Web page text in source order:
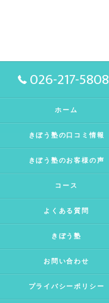
026-217-5808
ホーム
きぼう塾の口コミ情報
きぼう塾のお客様の声
コース
よくある質問
きぼう塾
お問い合わせ
プライバシーポリシー